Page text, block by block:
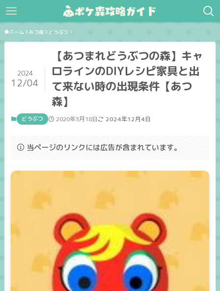
ホーム あつ森 どうぶつ
【あつまれどうぶつの森】キャ
ロラインのDIYレシピ家具と出
て来ない時の出現条件【あつ
森】
2024
12/04
どうぶつ 2020年3月18日 2024年12月4日
当ページのリンクには広告が含まれています。